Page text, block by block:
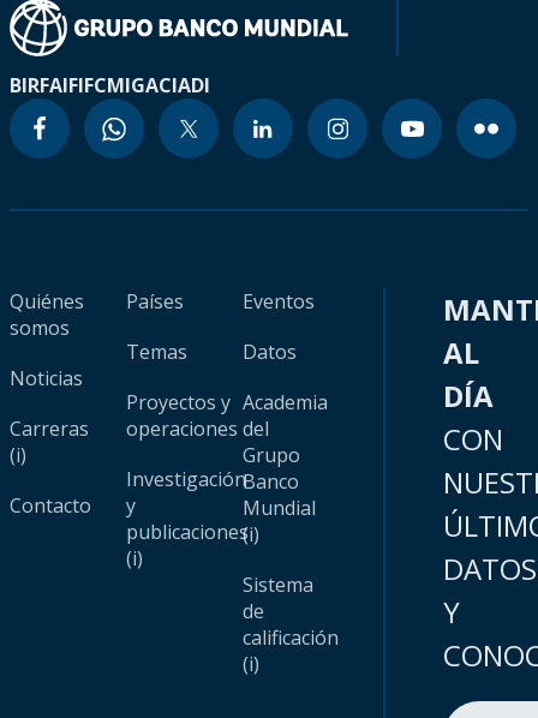
BIRFAIFIFCMIGACIADI
Quiénes
somos
Noticias
Carreras
(i)
Contacto
Países
Temas
Proyectos y
operaciones
Investigación
y
publicaciones
(i)
Eventos
Datos
Academia
del
Grupo
Banco
Mundial
(i)
Sistema
de
calificación
(i)
AL
DÍA
CON
DATOS
Y